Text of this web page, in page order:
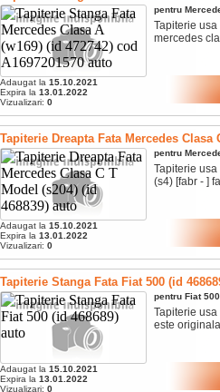
Adaugat la 15.10.2021
Expira la 13.01.2022
Vizualizari: 0
pentru
Tapiterie
mercedes
Tapiterie Dreapta Fata Mercedes Clasa
Adaugat la 15.10.2021
Expira la 13.01.2022
Vizualizari: 0
pentru
Tapiterie
(s4) [fabr - ]
Tapiterie Stanga Fata Fiat 500 (id
Adaugat la 15.10.2021
Expira la 13.01.2022
Vizualizari: 0
pentru Fiat 500
Tapiterie
este